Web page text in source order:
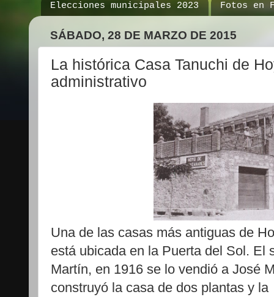
Elecciones municipales 2023
Fotos en
SÁBADO, 28 DE MARZO DE 2015
La histórica Casa Tanuchi de
administrativo
Una de las casas más antiguas de
está ubicada en la Puerta del Sol. El
Martín, en 1916 se lo vendió a José
construyó la casa de dos plantas y